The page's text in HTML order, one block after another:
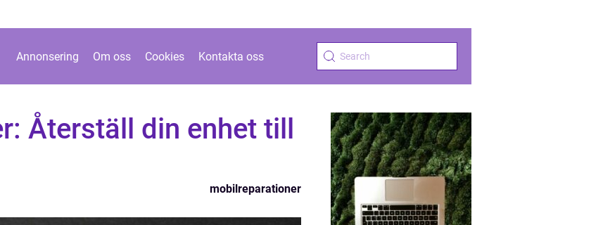
Annonsering Om oss Cookies Kontakta oss
Återställ din enhet till
mobilreparationer